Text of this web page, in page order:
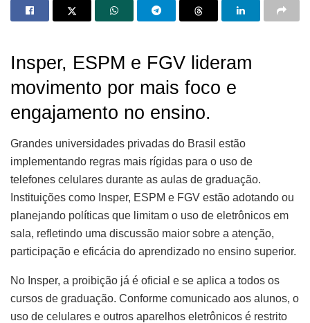
Insper, ESPM e FGV lideram
movimento por mais foco e
engajamento no ensino.
Grandes universidades privadas do Brasil estão
implementando regras mais rígidas para o uso de
telefones celulares durante as aulas de graduação.
Instituições como Insper, ESPM e FGV estão adotando ou
planejando políticas que limitam o uso de eletrônicos em
sala, refletindo uma discussão maior sobre a atenção,
participação e eficácia do aprendizado no ensino superior.
No Insper, a proibição já é oficial e se aplica a todos os
cursos de graduação. Conforme comunicado aos alunos, o
uso de celulares e outros aparelhos eletrônicos é restrito